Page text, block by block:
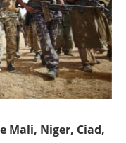
Mali, Niger, Ciad,